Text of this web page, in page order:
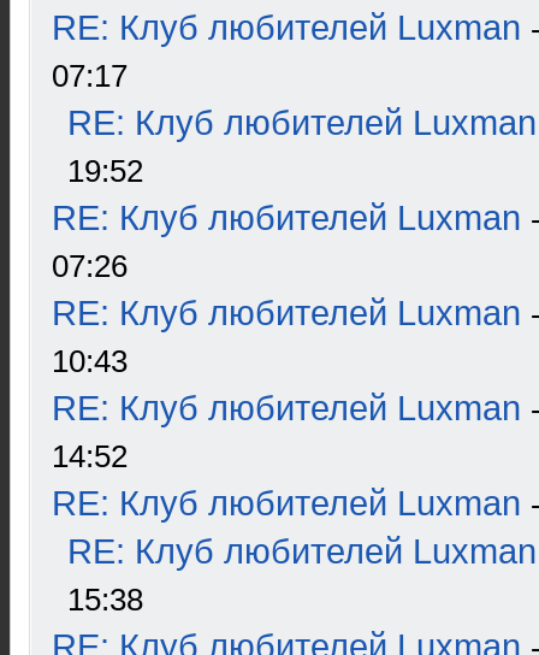
RE: Клуб любителей Luxman
07:17
RE: Клуб любителей Luxman
19:52
RE: Клуб любителей Luxman
07:26
RE: Клуб любителей Luxman
10:43
RE: Клуб любителей Luxman
14:52
RE: Клуб любителей Luxman
RE: Клуб любителей Luxman
15:38
RE: Клуб любителей Luxman